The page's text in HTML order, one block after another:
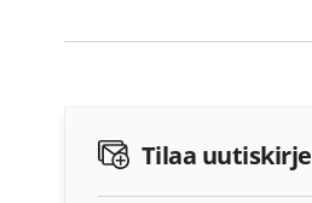
Tilaa uutiskirje